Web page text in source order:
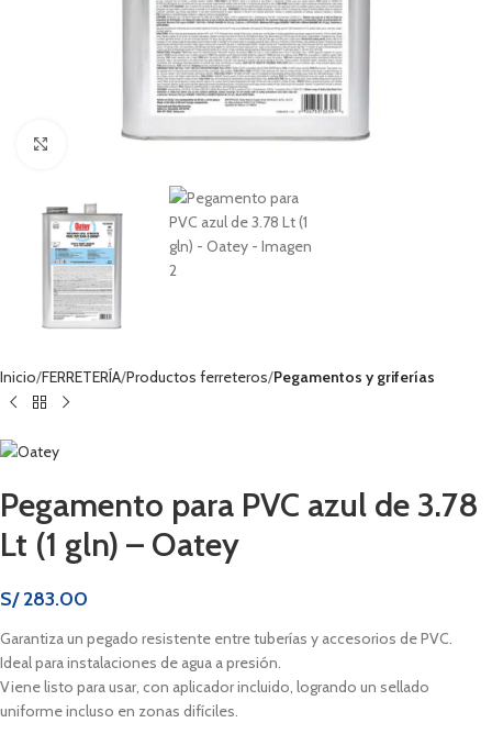
Haga clic para ampliar
Inicio FERRETERÍA Productos ferreteros Pegamentos y griferías
Pegamento para PVC azul de 3.78
Lt (1 gln) – Oatey
S/283.00
Garantiza un pegado resistente entre tuberías y accesorios de PVC.
Ideal para instalaciones de agua a presión.
Viene listo para usar, con aplicador incluido, logrando un sellado
uniforme incluso en zonas difíciles.